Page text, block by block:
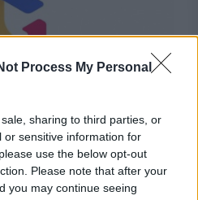
Process My Personal
sharing to third parties, or
or sensitive information for
use the below opt-out
Please note that after your
you may continue seeing
pentru primari. Sute
rămână fără bani din